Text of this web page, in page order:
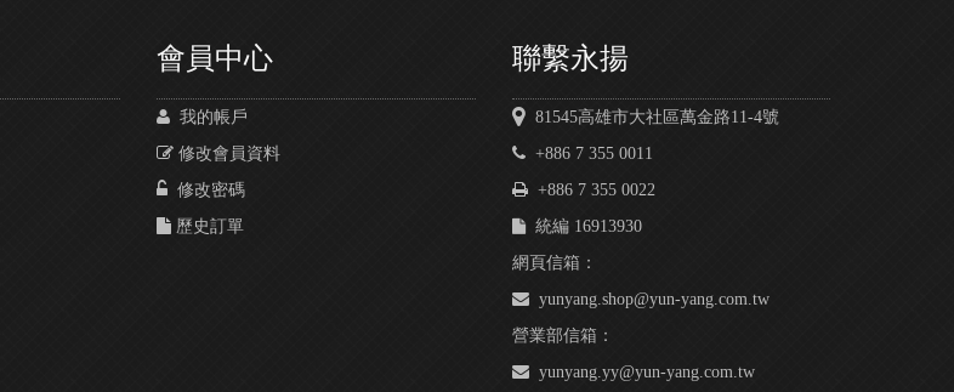
會員中心
我的帳戶
修改會員資料
修改密碼
歷史訂單
聯繫永揚
81545高雄市大社區萬金路11-4號
+886 7 355 0011
+886 7 355 0022
統編 16913930
網頁信箱：
yunyang.shop@yun-yang.com.tw
營業部信箱：
yunyang.yy@yun-yang.com.tw